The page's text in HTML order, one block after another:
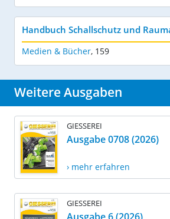
Handbuch Schallschutz und
Medien & Bücher, 159
Weitere Ausgaben
GIESSEREI
Ausgabe 0708 (2026)
› mehr erfahren
GIESSEREI